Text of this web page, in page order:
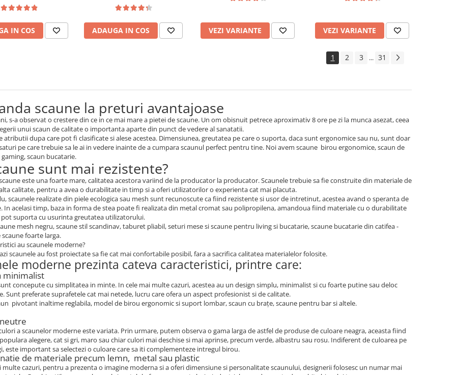
IN COS ADAUGA IN COS VEZI VARIANTE VEZI VARIANTE
1 2 3 ... 31
scaune la preturi avantajoase
s-a observat o crestere din ce in ce mai mare a pietei de scaune. Un om obisnuit petrece aproximativ 8 ore pe zi la munca asezat, ceea
unui scaun de calitate o importanta aparte din punct de vedere al sanatatii.
atributii dupa care pot fi clasificate si alese acestea. Dimensiunea, greutatea pe care o suporta, daca sunt ergonomice sau nu, sunt doar
pe care trebuie sa le ai in vedere inainte de a cumpara scaunul perfect pentru tine. Noi avem scaune birou ergonomice, scaun de
gaming, scaun bucatarie.
sunt mai rezistente?
este una foarte mare, calitatea acestora variind de la producator la producator. Scaunele trebuie sa fie construite din materiale de
calitate, pentru a avea o durabilitate in timp si a oferi utilizatorilor o experienta cat mai placuta.
scaunele realizate din piele ecologica sau mesh sunt recunoscute ca fiind rezistente si usor de intretinut, acestea avand o speranta de
In acelasi timp, baza in forma de stea poate fi realizata din metal cromat sau polipropilena, amandoua fiind materiale cu o durabilitate
pot suporta cu usurinta greutatea utilizatorului.
mesh negru, scaune stil scandinav, taburet pliabil, seturi mese si scaune pentru living si bucatarie, scaune bucatarie din catifea -
scaune foarte larga.
au scaunele moderne?
scaunele au fost proiectate sa fie cat mai confortabile posibil, fara a sacrifica calitatea materialelor folosite.
moderne prezinta cateva caracteristici, printre care:
minimalist
concepute cu simplitatea in minte. In cele mai multe cazuri, acestea au un design simplu, minimalist si cu foarte putine sau deloc
Sunt preferate suprafetele cat mai netede, lucru care ofera un aspect profesionist si de calitate.
pivotant inaltime reglabila, model de birou ergonomic si suport lombar, scaun cu brațe, scaune pentru bar si altele.
a scaunelor moderne este variata. Prin urmare, putem observa o gama larga de astfel de produse de culoare neagra, aceasta fiind
alegere, cat si gri, maro sau chiar culori mai deschise si mai aprinse, precum verde, albastru sau rosu. Indiferent de culoarea pe
este important sa selectezi o culoare care sa iti complementeze intregul birou.
de materiale precum lemn, metal sau plastic
multe cazuri, pentru a prezenta o imagine moderna si a oferi dimensiune si personalitate scaunului, designerii folosesc un numar mai